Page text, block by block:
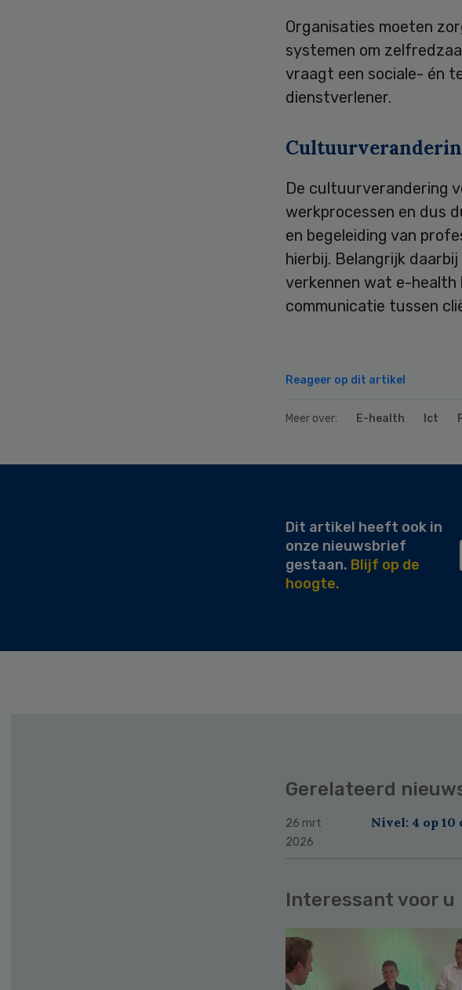
Organisaties moeten
systemen om
vraagt een sociale- én
dienstverlener.
De cultuurverandering
werkprocessen en dus
en begeleiding van
hierbij. Belangrijk
verkennen wat e-health
communicatie tussen
Reageer op dit artikel
Meer over: E-health Ict
Secondary
Dit artikel heeft ook in
onze nieuwsbrief
gestaan. Blijf op de
hoogte.
Gerelateerd
26 mrt
2026
Nivel: 4 op
Interessant voor u